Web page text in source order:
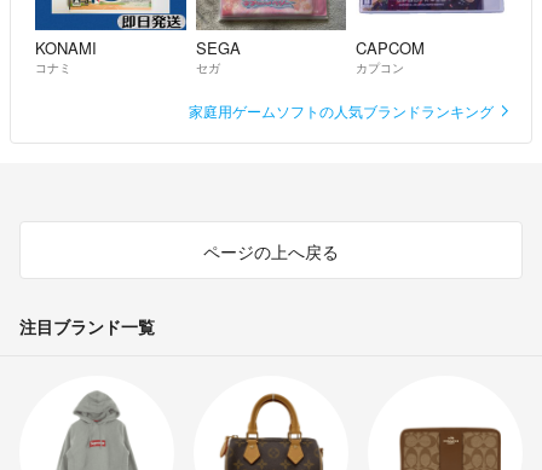
れから、多数出品しております♪
ご不明な点があれば、お気軽にお声掛けください。
KONAMI
コナミ
SEGA
セガ
CAPCOM
カプコン
家庭用ゲームソフトの人気ブランドランキング
ページの上へ戻る
注目ブランド一覧